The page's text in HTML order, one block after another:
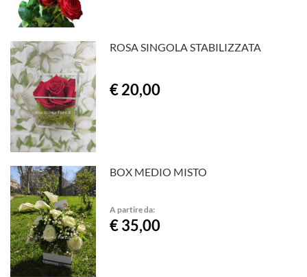
ROSA SINGOLA STABILIZZATA
€ 20,00
BOX MEDIO MISTO
A partire da:
€ 35,00